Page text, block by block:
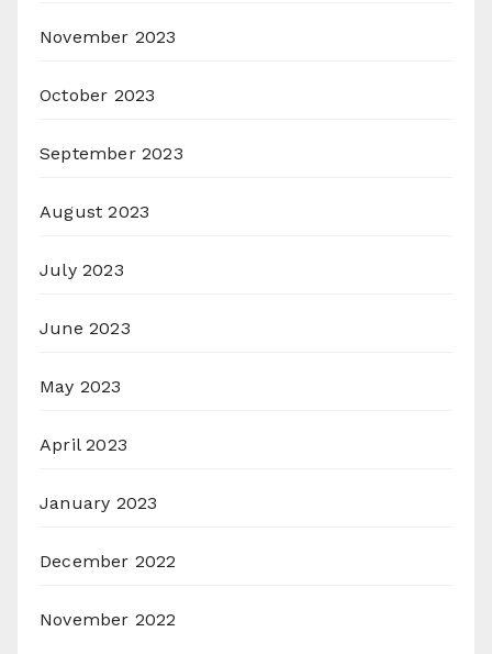
November 2023
October 2023
September 2023
August 2023
July 2023
June 2023
May 2023
April 2023
January 2023
December 2022
November 2022